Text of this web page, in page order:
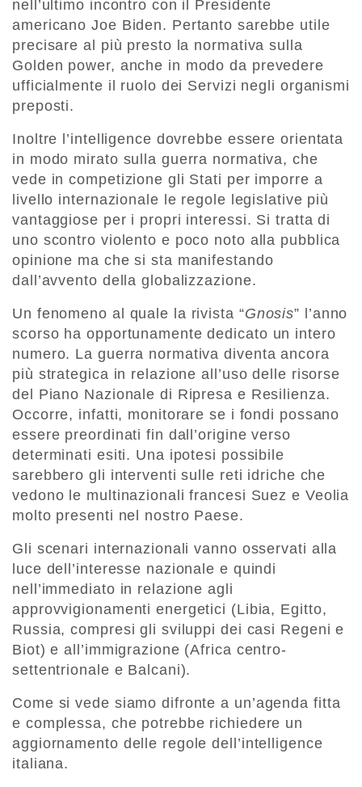
nell’ultimo incontro con il Presidente
americano Joe Biden. Pertanto sarebbe utile
precisare al più presto la normativa sulla
Golden power, anche in modo da prevedere
ufficialmente il ruolo dei Servizi negli organismi
preposti.
Inoltre l’intelligence dovrebbe essere orientata
in modo mirato sulla guerra normativa, che
vede in competizione gli Stati per imporre a
livello internazionale le regole legislative più
vantaggiose per i propri interessi. Si tratta di
uno scontro violento e poco noto alla pubblica
opinione ma che si sta manifestando
dall’avvento della globalizzazione.
Un fenomeno al quale la rivista “Gnosis” l’anno
scorso ha opportunamente dedicato un intero
numero. La guerra normativa diventa ancora
più strategica in relazione all’uso delle risorse
del Piano Nazionale di Ripresa e Resilienza.
Occorre, infatti, monitorare se i fondi possano
essere preordinati fin dall’origine verso
determinati esiti. Una ipotesi possibile
sarebbero gli interventi sulle reti idriche che
vedono le multinazionali francesi Suez e Veolia
molto presenti nel nostro Paese.
Gli scenari internazionali vanno osservati alla
luce dell’interesse nazionale e quindi
nell’immediato in relazione agli
approvvigionamenti energetici (Libia, Egitto,
Russia, compresi gli sviluppi dei casi Regeni e
Biot) e all’immigrazione (Africa centro-
settentrionale e Balcani).
Come si vede siamo difronte a un’agenda fitta
e complessa, che potrebbe richiedere un
aggiornamento delle regole dell’intelligence
italiana.